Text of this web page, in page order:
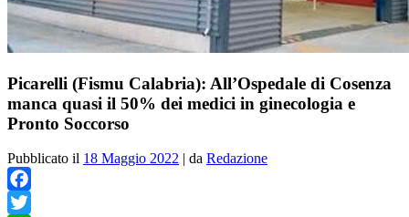
Picarelli (Fismu Calabria): All’Ospedale di Cosenza
manca quasi il 50% dei medici in ginecologia e
Pronto Soccorso
Pubblicato il 18 Maggio 2022 | da Redazione
Facebook